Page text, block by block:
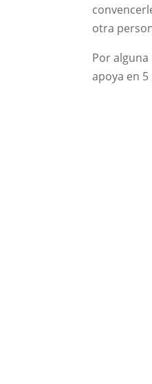
otra
Por alguna
apoya en